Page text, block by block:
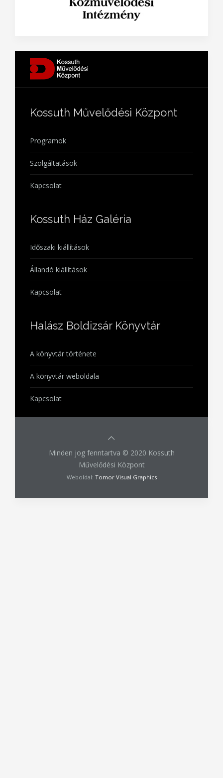
Kossuth Művelődési Központ
Programok
Szolgáltatások
Kapcsolat
Kossuth Ház Galéria
Időszaki kiállítások
Állandó kiállítások
Kapcsolat
Halász Boldizsár Könyvtár
A könyvtár története
A könyvtár weboldala
Kapcsolat
Minden jog fenntartva © 2020 Kossuth
Művelődési Központ
Weboldal: Tomor Visual Graphics